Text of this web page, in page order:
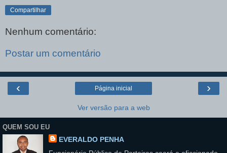
Compartilhar
Nenhum comentário:
Postar um comentário
‹ ›
Página inicial
Ver versão para a web
QUEM SOU EU
EVERALDO PENHA